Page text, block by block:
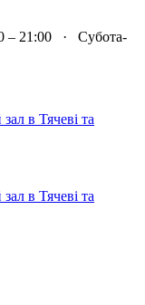
– 21:00 · Субота-